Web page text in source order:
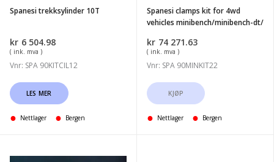
Spanesi trekksylinder 10T
kr 6 504.98
( ink. mva )
Vnr: SPA 90KITCIL12
LES MER
Nettlager Bergen
dt/
Spanesi clamps kit for 4wd
vehicles minibench/minibench-dt/
kr 74 271.63
( ink. mva )
Vnr: SPA 90MINKIT22
KJØP
Nettlager Bergen
Spanesi